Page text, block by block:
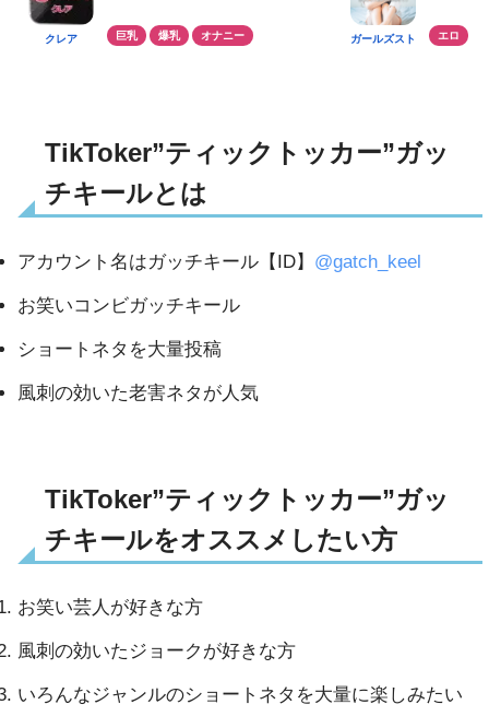
クレア 巨乳 爆乳 オナニー ガールズスト エロ
TikToker”ティックトッカー”ガッ
チキールとは
アカウント名はガッチキール【ID】 @gatch_keel
お笑いコンビガッチキール
ショートネタを大量投稿
風刺の効いた老害ネタが人気
TikToker”ティックトッカー”ガッ
チキールをオススメしたい方
お笑い芸人が好きな方
風刺の効いたジョークが好きな方
いろんなジャンルのショートネタを大量に楽しみたい